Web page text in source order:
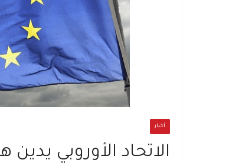
أخبار
الاتحاد الأوروبي